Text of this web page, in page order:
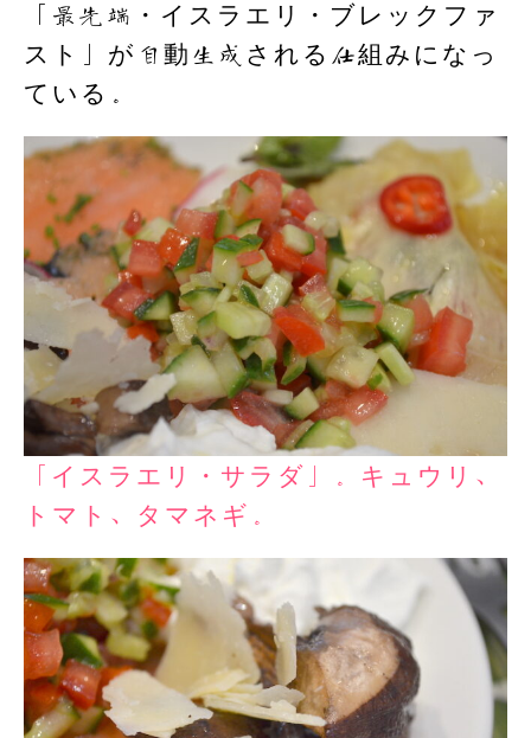
「最先端・イスラエリ・ブレックファ
スト」が自動生成される仕組みになっ
ている。
「イスラエリ・サラダ」。キュウリ、
トマト、タマネギ。